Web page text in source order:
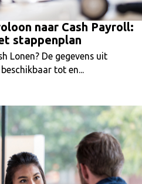
naar Cash Payroll:
stappenplan
Lonen? De gegevens uit
tot en...